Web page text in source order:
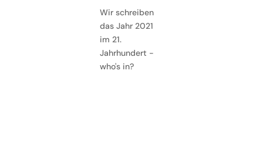
Wir schreiben
das Jahr 2021
im 21.
Jahrhundert -
who's in?